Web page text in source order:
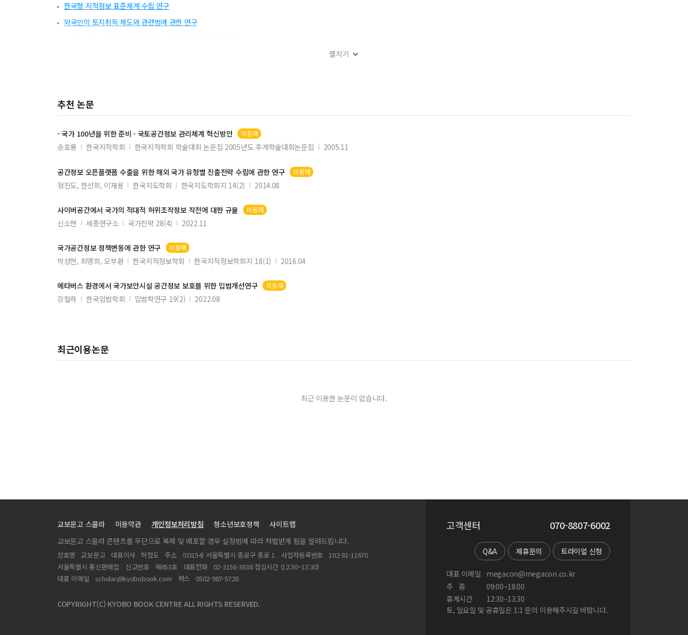
한국형 지적정보 표준체계 수립 연구
외국인의 토지취득 제도와 관련법에 관한 연구
거버넌스 관점의 지적행정 전망
주택수익률의 구조변화와 초과수익률의 특성에 관한 연구
지적공부의 신뢰성 확보를 위한 제도적 개선방안
국가공간정보 관련 법의 동향과 개선방안
펼치기
추천 논문
-국가100년을 위한 준비 - 국토공간정보 관리체계 혁신방안 미등재
송호룡 한국지적학회 한국지적학회 학술대회 논문집 2005년도 추계학술대회논문집 2005.11
공간정보오픈플랫폼 수출을 위한 해외국가유형별 진출전략 수립에 관한 연구 미등재
정진도, 한선희, 이재용 한국지도학회 한국지도학회지 14(2) 2014.08
사이버공간에서 국가의 적대적 허위조작정보작전에 대한 규율 미등재
신소현 세종연구소 국가전략 28(4) 2022.11
국가공간정보정책변동에 관한 연구 미등재
박성현, 최명희, 오부환 한국지적정보학회 한국지적정보학회지 18(1) 2016.04
메타버스 환경에서국가보안시설공간정보 보호를 위한 입법개선연구 미등재
강철하 한국입법학회 입법학연구 19(2) 2022.08
최근이용논문
최근 이용한 논문이 없습니다.
교보문고 스콜라 이용약관 개인정보처리방침 청소년보호정책
사이트맵
교보문고 스콜라 콘텐츠를 무단으로 복제 및 배포할 경우 실정법에 따라 처벌받게 됨을 알려드립니다.
상호명 교보문고 대표이사 허정도 주소 (03154) 서울특별시 종로구 종로 1 사업자등록번호
102-81-11670
서울특별시 통신판매업
신고번호 제653호 대표전화
02-3156-3838 점심시간 (12:30~13:30)
대표 이메일
scholar@kyobobook.com 팩스 0502-987-5728
COPYRIGHT(C) KYOBO BOOK CENTRE ALL RIGHTS RESERVED.
고객센터 070-8807-6002
Q&A 제휴문의 트라이얼 신청
대표 이메일
megacon@megacon.co.kr
주
중
09:00~18:00
휴게시간
12:30~13:30
토, 일요일 및 공휴일은 1:1 문의 이용해주시길 바랍니다.